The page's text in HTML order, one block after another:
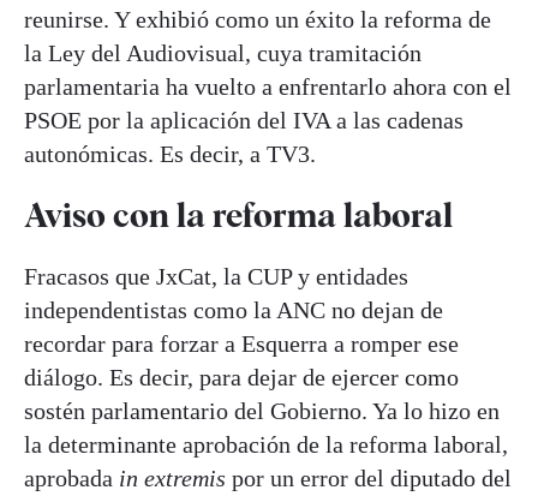
reunirse. Y exhibió como un éxito la reforma de
la Ley del Audiovisual, cuya tramitación
parlamentaria ha vuelto a enfrentarlo ahora con el
PSOE por la aplicación del IVA a las cadenas
autonómicas. Es decir, a TV3.
Aviso con la reforma laboral
Fracasos que JxCat, la CUP y entidades
independentistas como la ANC no dejan de
recordar para forzar a Esquerra a romper ese
diálogo. Es decir, para dejar de ejercer como
sostén parlamentario del Gobierno. Ya lo hizo en
la determinante aprobación de la reforma laboral,
aprobada in extremis por un error del diputado del